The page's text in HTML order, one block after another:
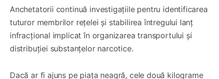
Anchetatorii continuă investigațiile pentru identificarea
tuturor membrilor rețelei și stabilirea întregului lanț
infracțional implicat în organizarea transportului și
distribuției substanțelor narcotice.
Dacă ar fi ajuns pe piața neagră, cele două kilograme